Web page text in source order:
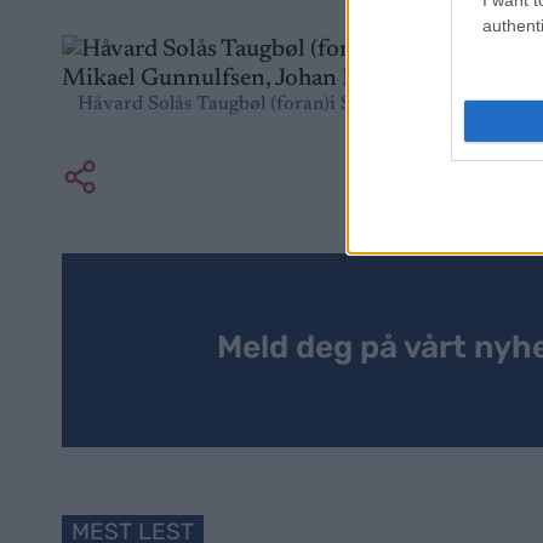
Håvard Solås Taugbøl (foran)i Ski Classics debuten I
Johan Hoel og
Meld deg på vårt
MEST LEST